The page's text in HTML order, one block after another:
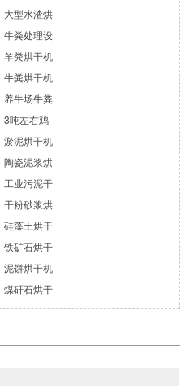
大型水渣烘
牛粪处理设
羊粪烘干机
牛粪烘干机
养牛场牛粪
3吨左右鸡
淤泥烘干机
陶瓷泥浆烘
工业污泥干
干粉砂浆烘
硅藻土烘干
铁矿石烘干
泥饼烘干机
煤矸石烘干